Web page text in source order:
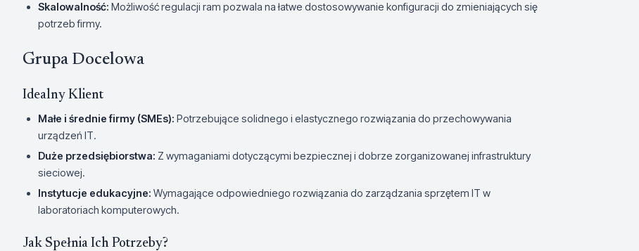
Skalowalność: Możliwość regulacji ram pozwala na łatwe dostosowywanie konfiguracji do zmieniających się
potrzeb firmy.
Grupa Docelowa
Idealny Klient
Małe i średnie firmy (SMEs): Potrzebujące solidnego i elastycznego rozwiązania do przechowywania
urządzeń IT.
Duże przedsiębiorstwa: Z wymaganiami dotyczącymi bezpiecznej i dobrze zorganizowanej infrastruktury
sieciowej.
Instytucje edukacyjne: Wymagające odpowiedniego rozwiązania do zarządzania sprzętem IT w
laboratoriach komputerowych.
Jak Spełnia Ich Potrzeby?